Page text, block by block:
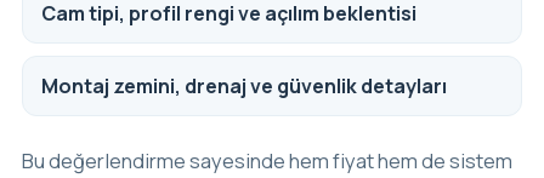
Cam tipi, profil rengi ve açılım beklentisi
Montaj zemini, drenaj ve güvenlik detayları
Bu değerlendirme sayesinde hem fiyat hem de sistem